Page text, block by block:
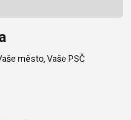
město, Vaše PSČ